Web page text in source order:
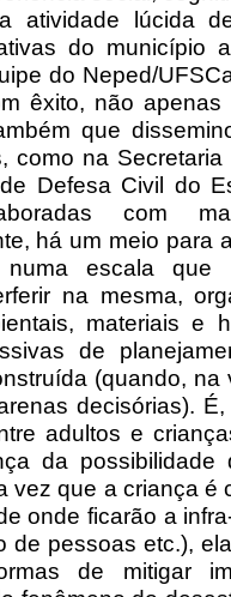
atividade lúcida
do município
do Neped/
êxito, não
que
como na
Defesa Civil do
com
há um meio para
numa escala
na mesma,
materiais e
de
(quando,
decisórias).
adultos e
da possibilidade
vez que a criança é
onde ficarão a
de pessoas etc.),
de mitigar